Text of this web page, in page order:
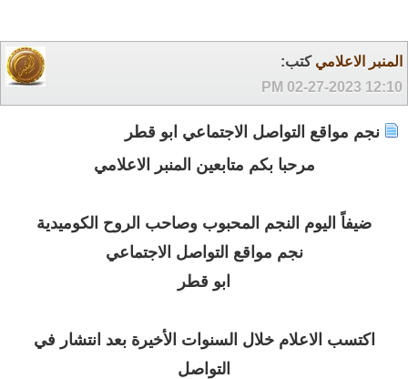
المنبر الاعلامي كتب:
02-27-2023 12:10 PM
نجم مواقع التواصل الاجتماعي ابو قطر
مرحبا بكم متابعين المنبر الاعلامي
ضيفاً اليوم النجم المحبوب وصاحب الروح الكوميدية
نجم مواقع التواصل الاجتماعي
ابو قطر
اكتسب الاعلام خلال السنوات الأخيرة بعد انتشار في
التواصل